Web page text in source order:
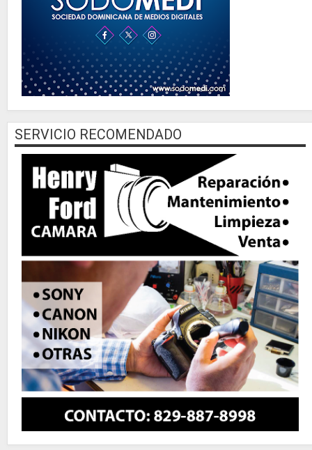
SERVICIO RECOMENDADO